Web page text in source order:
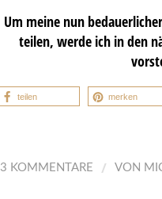
Um meine nun
teilen, werde ich in den
teilen merken
3 KOMMENTARE / VON